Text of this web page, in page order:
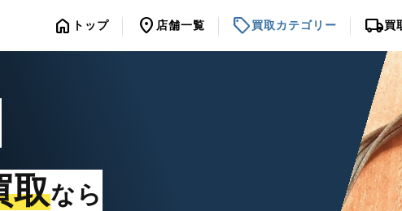
home トップ location_on 店舗一覧 sell買取カテゴリー local_shipping買
取なら